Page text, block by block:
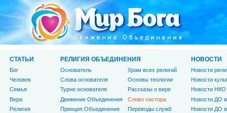
СТАТЬИ
Бог
Человек
Cемья
Вера
Религия
РЕЛИГИЯ ОБЪЕДИНЕНИЯ
Основатель
Слова основателя
Турне основателя
Движение Объединения
Принцип Объединения
Храм всех религий
Основы теологии
Рассказы о вере
Слово пастора
Переводы служб
НОВОСТИ
Новости
Новости
Новости НКО
Новости ДО
Новости ДО